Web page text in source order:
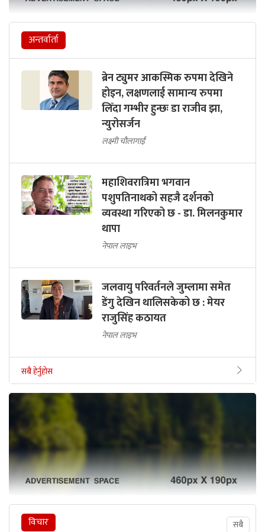
अन्तर्वार्ता
ब्रेन ट्युमर आकस्मिक रुपमा देखिने
होइन, लक्षणलाई सामान्य रुपमा
लिँदा गम्भीर हुन्छः डा राजीव झा,
न्युरोसर्जन
लक्ष्मी चौलागाईं
महाशिवरात्रिमा भगवान
पशुपतिनाथको सहजै दर्शनको
व्यवस्था गरिएको छ - डा. मिलनकुमार
थापा
नेपाल लाइभ
जलवायु परिवर्तनले जुम्लामा समेत
डेंगु देखिन थालिसकेको छ : मेयर
राजुसिंह कठायत
नेपाल लाइभ
सबै हेर्नुहोस
विचार सबै